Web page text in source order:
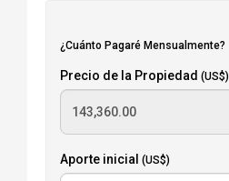
¿Cuánto Pagaré Mensualmente?
Precio de la Propiedad (US$)
Aporte inicial (US$)